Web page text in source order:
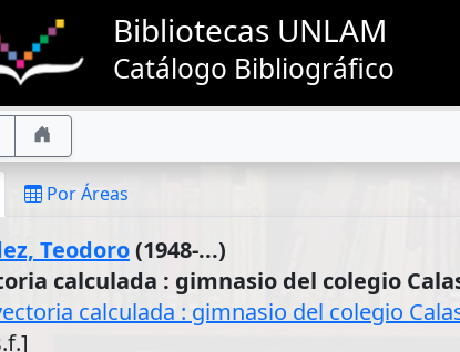
Bibliotecas UNLAM
Catálogo Bibliográfico
Por Áreas
Teodoro(1948-...)
calculada : gimnasio del colegio
calculada : gimnasio del colegio